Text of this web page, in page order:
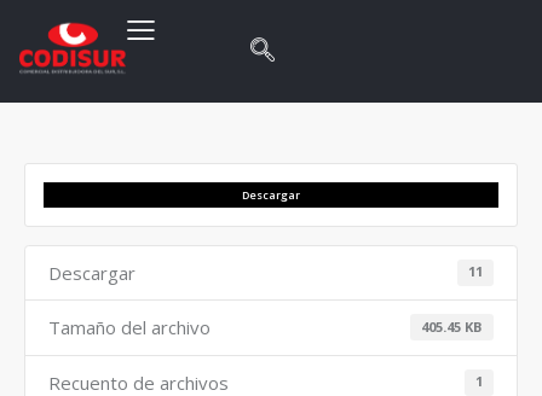
Descargar
Descargar 11
Tamaño del archivo 405.45 KB
Recuento de archivos 1